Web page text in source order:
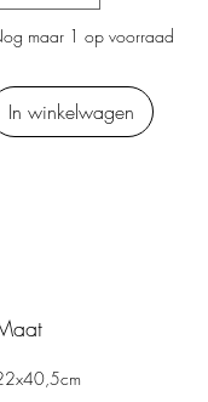
maar 1 op voorraad
In winkelwagen